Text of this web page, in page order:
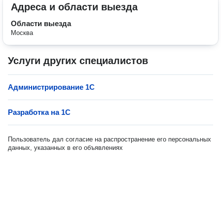
Адреса и области выезда
Области выезда
Москва
Услуги других специалистов
Администрирование 1С
Разработка на 1C
Пользователь дал согласие на распространение его персональных
данных, указанных в его объявлениях